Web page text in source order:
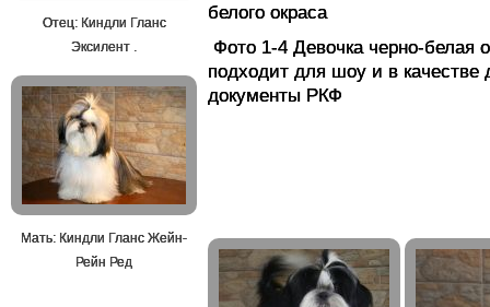
Отец: Киндли Гланс
Эксилент .
Мать: Киндли Гланс Жейн-
Рейн Ред
белого окраса
Фото 1-4 Девочка черно-белая
подходит для шоу и в
документы РКФ